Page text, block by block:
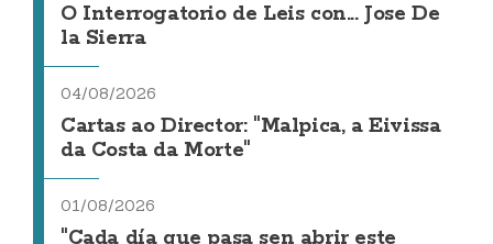
O Interrogatorio de Leis con... Jose De
la Sierra
04/08/2026
Cartas ao Director: "Malpica, a Eivissa
da Costa da Morte"
01/08/2026